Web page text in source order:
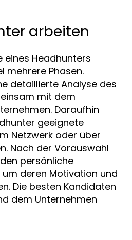
arbeiten
eines Headhunters
mehrere Phasen.
detaillierte Analyse des
mit dem
Daraufhin
geeignete
Netzwerk oder über
Nach der Vorauswahl
persönliche
deren Motivation und
Die besten Kandidaten
dem Unternehmen